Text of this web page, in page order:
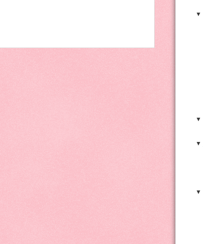
▼
▼
▼
▼